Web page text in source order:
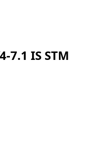
7.1 IS STM